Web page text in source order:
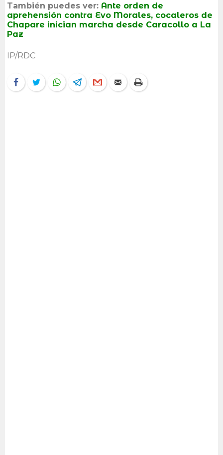
También puedes ver: Ante orden de
aprehensión contra Evo Morales, cocaleros de
Chapare inician marcha desde Caracollo a La
Paz
IP/RDC